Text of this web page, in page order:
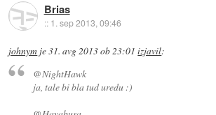
Brias
:: 1. sep 2013, 09:46
johnym je31. avg 2013 ob 23:01 izjavil:
@NightHawk
ja, tale bi bla tud uredu :)